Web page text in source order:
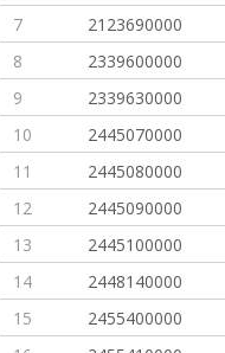
7 2123690000
8 2339600000
9 2339630000
10 2445070000
11 2445080000
12 2445090000
13 2445100000
14 2448140000
15 2455400000